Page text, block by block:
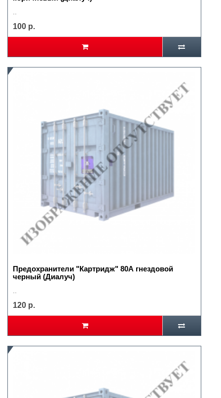
100 р.
Предохранители "Картридж" 80А гнездовой
черный (Диалуч)
120 р.